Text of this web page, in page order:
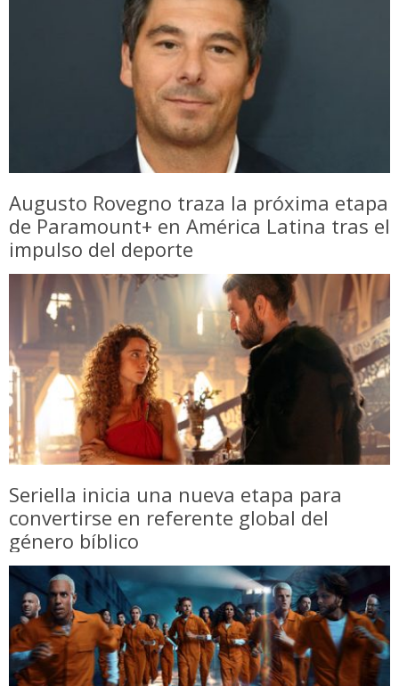
Augusto Rovegno traza la próxima etapa
de Paramount+ en América Latina tras el
impulso del deporte
Seriella inicia una nueva etapa para
convertirse en referente global del
género bíblico